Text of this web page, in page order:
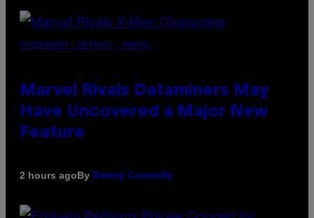
SCREENSHOT: NETEASE, MARVEL
Marvel Rivals Dataminers May
Have Uncovered a Major New
Feature
2 hours agoBy Denny Connolly